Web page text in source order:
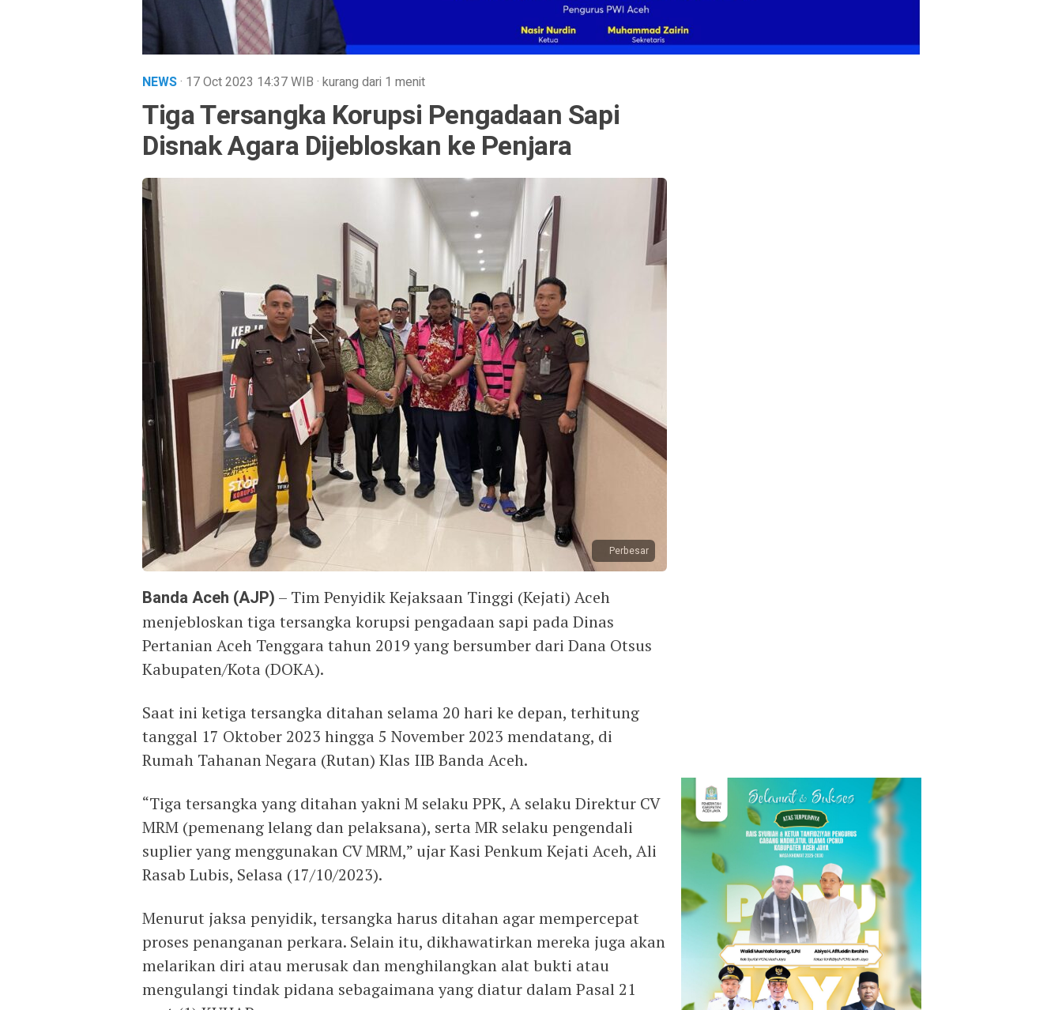
NEWS· 17 Oct 2023 14:37WIB · kurang dari 1 menit
Tiga Tersangka Korupsi Pengadaan Sapi
Disnak Agara Dijebloskan ke Penjara
Perbesar
Banda Aceh (AJP) – Tim Penyidik Kejaksaan Tinggi (Kejati) Aceh
menjebloskan tiga tersangka korupsi pengadaan sapi pada Dinas
Pertanian Aceh Tenggara tahun 2019 yang bersumber dari Dana Otsus
Kabupaten/Kota (DOKA).
Saat ini ketiga tersangka ditahan selama 20 hari ke depan, terhitung
tanggal 17 Oktober 2023 hingga 5 November 2023 mendatang, di
Rumah Tahanan Negara (Rutan) Klas IIB Banda Aceh.
“Tiga tersangka yang ditahan yakni M selaku PPK, A selaku Direktur CV
MRM (pemenang lelang dan pelaksana), serta MR selaku pengendali
suplier yang menggunakan CV MRM,” ujar Kasi Penkum Kejati Aceh, Ali
Rasab Lubis, Selasa (17/10/2023).
Menurut jaksa penyidik, tersangka harus ditahan agar mempercepat
proses penanganan perkara. Selain itu, dikhawatirkan mereka juga akan
melarikan diri atau merusak dan menghilangkan alat bukti atau
mengulangi tindak pidana sebagaimana yang diatur dalam Pasal 21